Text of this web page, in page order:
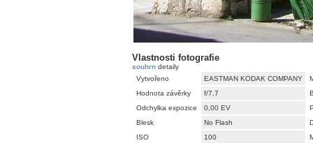
Vlastnosti fotografie
souhrn detaily
Vytvořeno
EASTMAN KODAK COMPANY
Hodnota závěrky
f/7,7
Odchylka expozice
0,00 EV
Blesk
No Flash
ISO
100